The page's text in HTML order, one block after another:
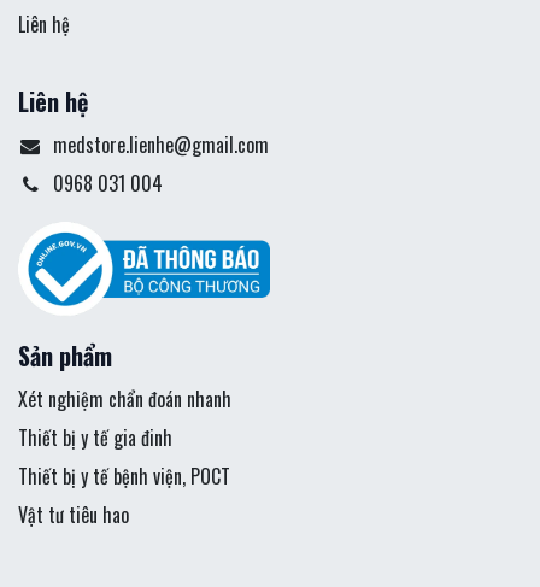
Liên hệ
Liên hệ
medstore.lienhe@gmail.com
0968 031 004
Sản phẩm
Xét nghiệm chẩn đoán nhanh
Thiết bị y tế gia đinh
Thiết bị y tế bệnh viện, POCT
Vật tư tiêu hao